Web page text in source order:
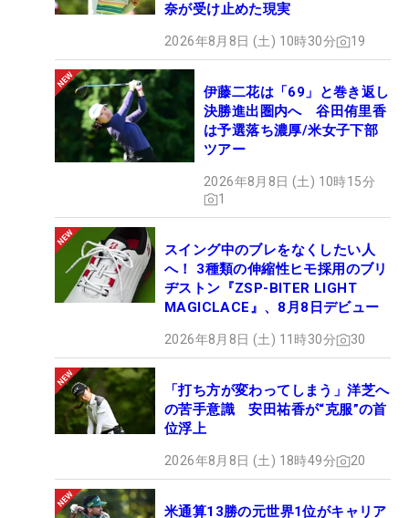
奈が受け止めた現実
2026年8月8日 (土) 10時30分 19
伊藤二花は「69」と巻き返し
決勝進出圏内へ 谷田侑里香
は予選落ち濃厚/米女子下部
ツアー
2026年8月8日 (土) 10時15分
1
スイング中のブレをなくしたい人
へ！ 3種類の伸縮性ヒモ採用のブリ
ヂストン『ZSP-BITER LIGHT
MAGICLACE』、8月8日デビュー
2026年8月8日 (土) 11時30分 30
「打ち方が変わってしまう」洋芝へ
の苦手意識 安田祐香が“克服”の首
位浮上
2026年8月8日 (土) 18時49分 20
米通算13勝の元世界1位がキャリア